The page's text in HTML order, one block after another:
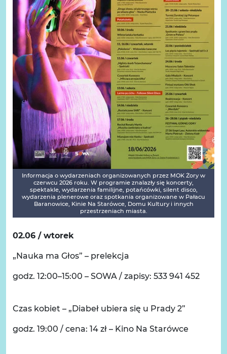
Informacja o wydarzeniach organizowanych przez MOK Żory w
czerwcu 2026 roku. W programie znalazły się koncerty,
spektakle, wydarzenia familijne, potańcówki, silent disco,
wydarzenia plenerowe oraz spotkania organizowane w Pałacu
Baranowice, Kinie Na Starówce, Domu Kultury i innych
przestrzeniach miasta.
02.06 / wtorek
„Nauka ma Głos” – prelekcja
godz. 12:00–15:00 – SOWA / zapisy: 533 941 452
Czas kobiet – „Diabeł ubiera się u Prady 2”
godz. 19:00 / cena: 14 zł – Kino Na Starówce